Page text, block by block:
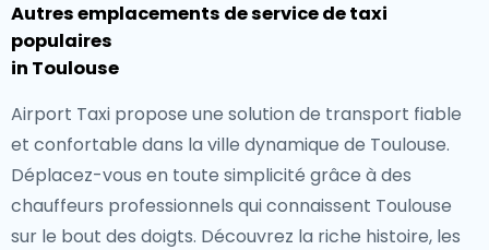
Autres emplacements de service de taxi
populaires
in Toulouse
Airport Taxi propose une solution de transport fiable
et confortable dans la ville dynamique de Toulouse.
Déplacez-vous en toute simplicité grâce à des
chauffeurs professionnels qui connaissent Toulouse
sur le bout des doigts. Découvrez la riche histoire, les